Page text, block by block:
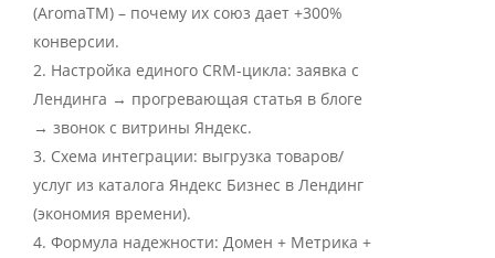
(AromaTM) – почему их союз дает +300%
конверсии.
Настройка единого CRM-цикла: заявка с
Лендинга → прогревающая статья в блоге
→ звонок с витрины Яндекс.
Схема интеграции: выгрузка товаров/
услуг из каталога Яндекс Бизнес в Лендинг
(экономия времени).
Формула надежности: Домен + Метрика +